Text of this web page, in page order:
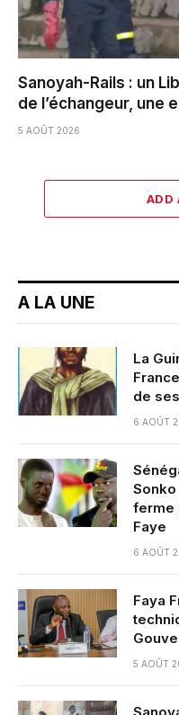
Sanoyah-Rails : un
de l’échangeur, une
5 AOÛT 2026
ADD
A LA UNE
La
de
6 AOÛT
ferme
Faye
6 AOÛT
Faya
5 AOÛT